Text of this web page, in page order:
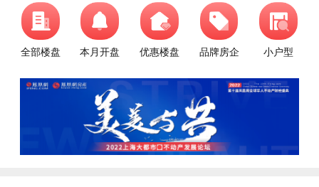
全部楼盘 本月开盘 优惠楼盘 品牌房企 小户型